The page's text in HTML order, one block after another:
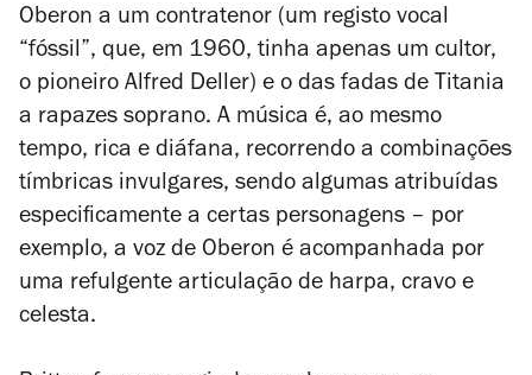
Oberon a um contratenor (um registo vocal
“fóssil”, que, em 1960, tinha apenas um cultor,
o pioneiro Alfred Deller) e o das fadas de Titania
a rapazes soprano. A música é, ao mesmo
tempo, rica e diáfana, recorrendo a combinações
tímbricas invulgares, sendo algumas atribuídas
especificamente a certas personagens – por
exemplo, a voz de Oberon é acompanhada por
uma refulgente articulação de harpa, cravo e
celesta.